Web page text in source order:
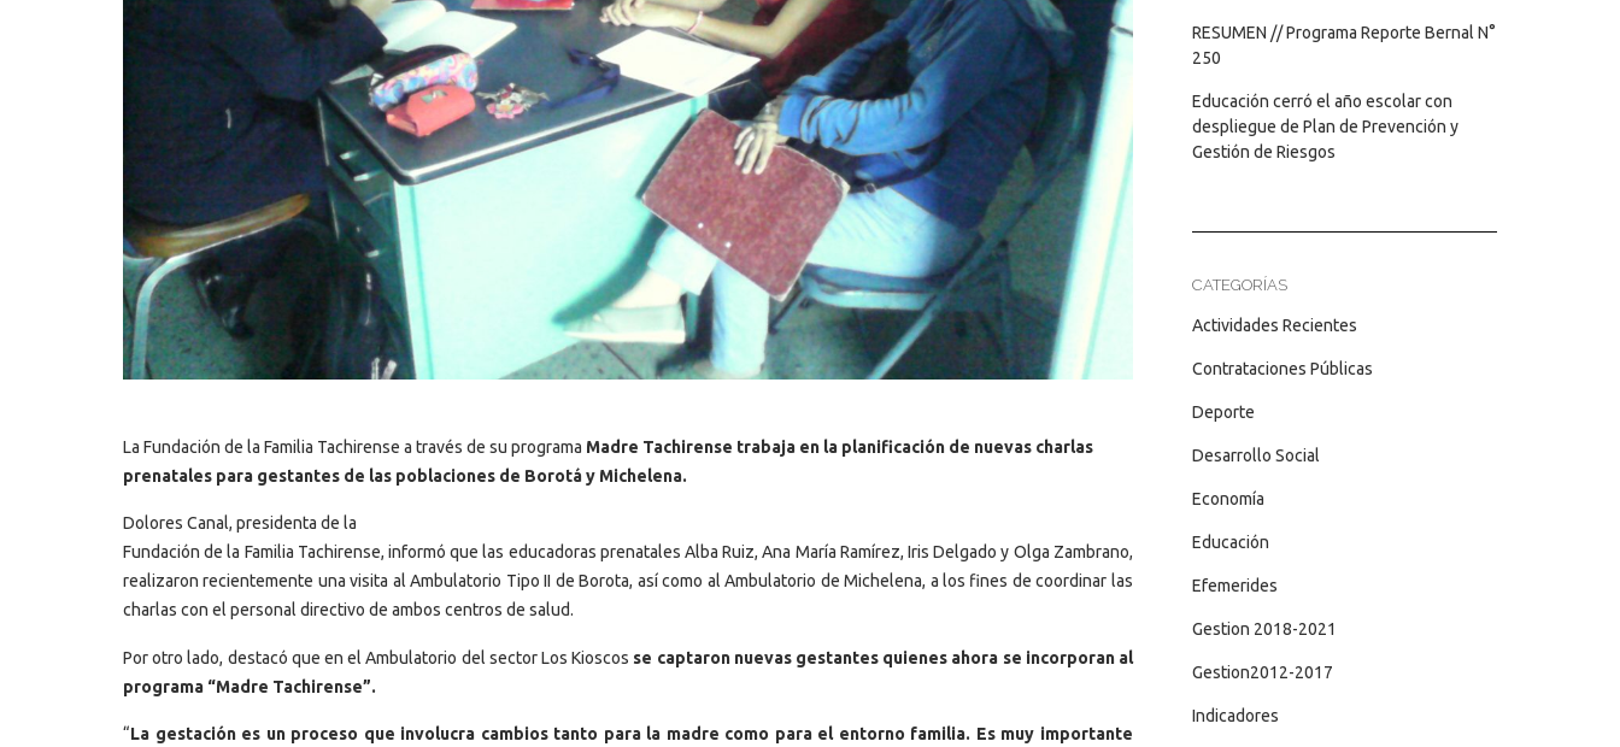
La Fundación de la Familia Tachirense a través de su programa Madre Tachirense trabaja en la planificación de nuevas charlas
prenatales para gestantes de las poblaciones de Borotá y Michelena.
Dolores Canal, presidenta de la
Fundación de la Familia Tachirense, informó que las educadoras prenatales Alba Ruiz, Ana María Ramírez, Iris Delgado y Olga Zambrano,
realizaron recientemente una visita al Ambulatorio Tipo II de Borota, así como al Ambulatorio de Michelena, a los fines de coordinar las
charlas con el personal directivo de ambos centros de salud.
Por otro lado, destacó que en el Ambulatorio del sector Los Kioscos se captaron nuevas gestantes quienes ahora se incorporan al
programa “Madre Tachirense”.
“La gestación es un proceso que involucra cambios tanto para la madre como para el entorno familia. Es muy importante
RESUMEN // Programa Reporte Bernal N°
250
Educación cerró el año escolar con
despliegue de Plan de Prevención y
Gestión de Riesgos
CATEGORÍAS
Actividades Recientes
Contrataciones Públicas
Deporte
Desarrollo Social
Economía
Educación
Efemerides
Gestion 2018-2021
Gestion2012-2017
Indicadores